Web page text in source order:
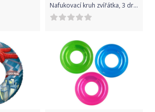
Nafukovací kruh zvířátka, 3 druhy